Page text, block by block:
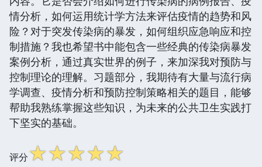
情分析，如何运用统计学方法来评估疫情的趋势和风
险？对于突发传染病的暴发，如何组织应急响应和控
制措施？我也希望书中能包含一些经典的传染病暴发
案例分析，通过真实世界的例子，来加深我对预防与
控制理论的理解。习题部分，我期待有大量与流行病
学调查、疫情分析和预防控制策略相关的题目，能够
帮助我熟练掌握这些知识，为未来的公共卫生实践打
下坚实的基础。
评分☆☆☆☆☆